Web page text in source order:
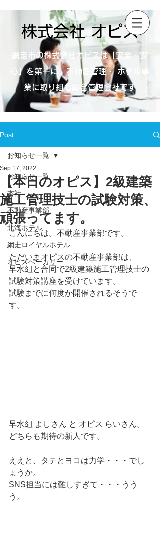
株式会社 オピス
網走市の株式会社オピスは「安全・安
心」を第一に、不動産管理・ ホテル事
業に取り組む総合管理会社です
Post
お知らせ一覧
本社
不動産事業部
北海ホテル
網走ロイヤルホテル
オピスベーカリー
お知らせ一覧
【本日のオピス】2級建築
施工管理技士の試験対策、
頑張ってます。
Sep 17, 2022
こんにちは。不動産事業部です。
ただいまオピスの不動産事業部は、
早水組と合同で2級建築施工管理技士の
試験対策講座を受けています。
試験までに何度か開催されるそうで
す。
早水組 よしさん と オピス らいさん。
どちらも期待の新人です。
ええと、タテとヨコは力学・・・でし
ょうか。
SNS担当には難しすぎて・・・うう
う。